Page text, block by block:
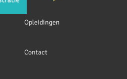
Opleidingen
Contact